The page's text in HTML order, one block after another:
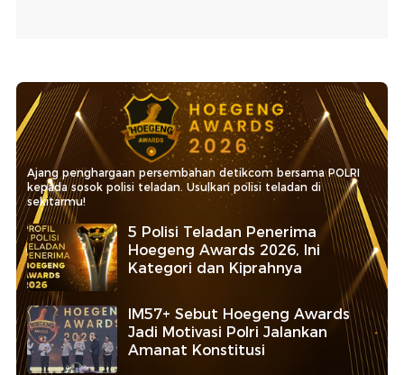
Ajang penghargaan persembahan detikcom bersama POLRI
kepada sosok polisi teladan. Usulkan polisi teladan di
sekitarmu!
5 Polisi Teladan Penerima
Hoegeng Awards 2026, Ini
Kategori dan Kiprahnya
IM57+ Sebut Hoegeng Awards
Jadi Motivasi Polri Jalankan
Amanat Konstitusi